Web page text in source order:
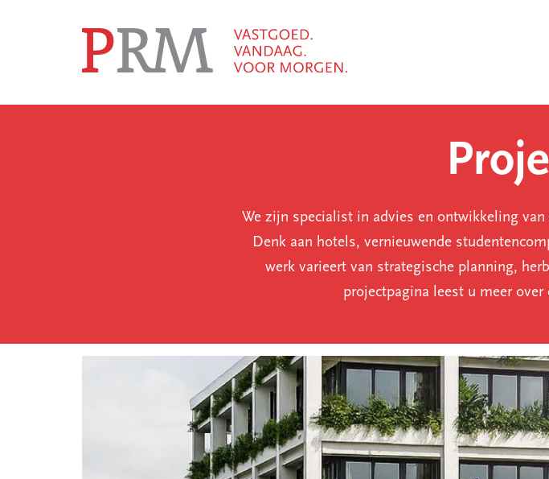
We zijn specialist in advies en ontwikkeling
Denk aan hotels, vernieuwende
werk varieert van strategische planning,
projectpagina leest u meer